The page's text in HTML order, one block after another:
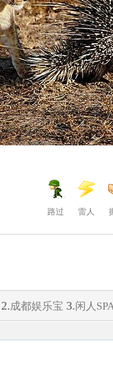
路过 雷人
2.成都娱乐宝 3.闲人